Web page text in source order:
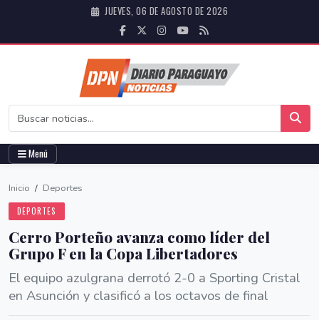
JUEVES, 06 DE AGOSTO DE 2026
Menú
Inicio / Deportes
DEPORTES
Cerro Porteño avanza como líder del
Grupo F en la Copa Libertadores
El equipo azulgrana derrotó 2-0 a Sporting Cristal
en Asunción y clasificó a los octavos de final